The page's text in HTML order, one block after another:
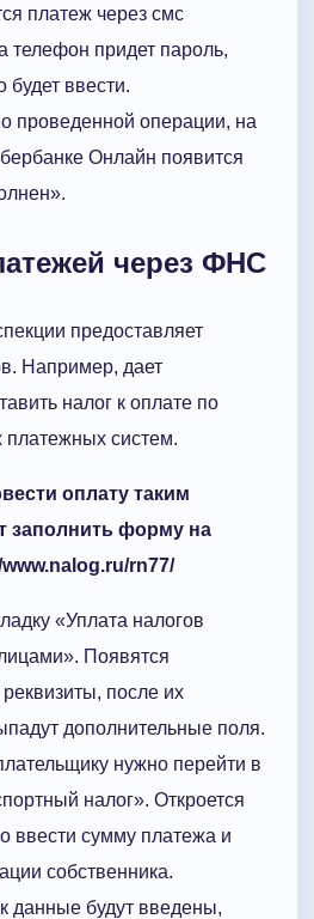
платеж через смс
телефон придет пароль,
будет ввести.
проведенной операции, на
Онлайн появится
через ФНС
предоставляет
Например, дает
налог к оплате по
платежных систем.
оплату таким
заполнить форму на
rn77/
«Уплата налогов
Появятся
после их
дополнительные поля.
нужно перейти в
налог». Откроется
ввести сумму платежа и
собственника.
данные будут введены,